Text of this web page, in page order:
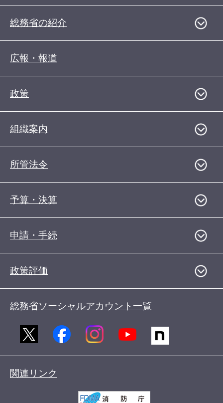
総務省の紹介
広報・報道
政策
組織案内
所管法令
予算・決算
申請・手続
政策評価
総務省ソーシャルアカウント一覧
関連リンク